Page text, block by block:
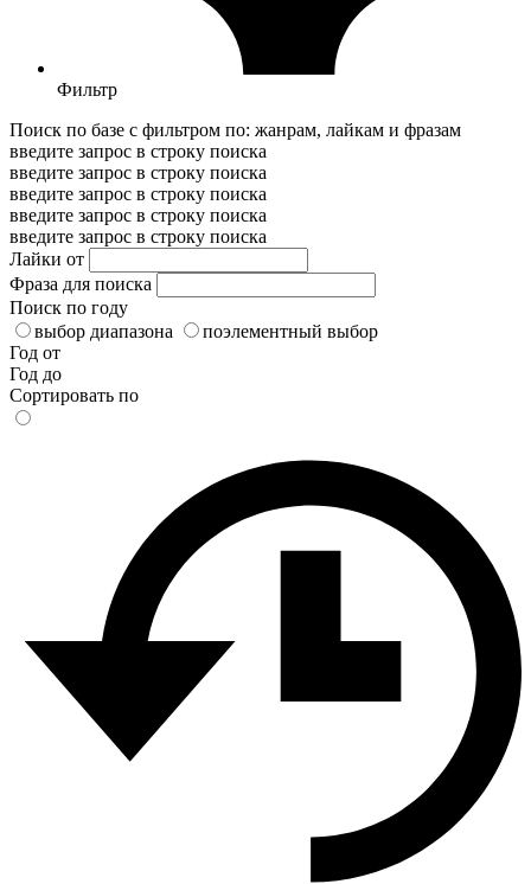
Фильтр
Поиск по базе с фильтром по: жанрам, лайкам и фразам
введите запрос в строку поиска
введите запрос в строку поиска
введите запрос в строку поиска
введите запрос в строку поиска
введите запрос в строку поиска
Лайки от
Фраза для поиска
Поиск по году
выбор диапазона
поэлементный выбор
Год от
Год до
Сортировать по